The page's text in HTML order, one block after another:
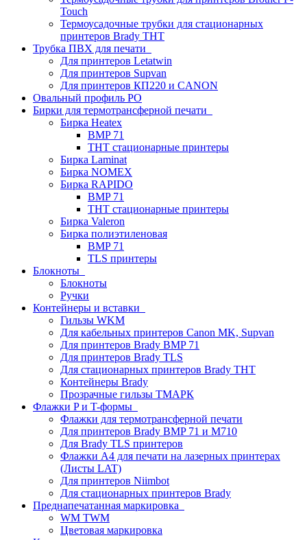
Touch
Термоусадочные трубки для стационарных
принтеров Brady THT
Трубка ПВХ для печати
Для принтеров Letatwin
Для принтеров Supvan
Для принтеров КП220 и CANON
Овальный профиль PO
Бирки для термотрансферной печати
Бирка Heatex
BMP 71
THT стационарные принтеры
Бирка Laminat
Бирка NOMEX
Бирка RAPIDO
BMP 71
THT стационарные принтеры
Бирка Valeron
Бирка полиэтиленовая
BMP 71
TLS принтеры
Блокноты
Блокноты
Ручки
Контейнеры и вставки
Гильзы WKM
Для кабельных принтеров Canon MK, Supvan
Для принтеров Brady BMP 71
Для принтеров Brady TLS
Для стационарных принтеров Brady THT
Контейнеры Brady
Прозрачные гильзы ТМАРК
Флажки P и T-формы
Флажки для термотрансферной печати
Для принтеров Brady BMP 71 и M710
Для Brady TLS принтеров
Флажки A4 для печати на лазерных принтерах
(Листы LAT)
Для принтеров Niimbot
Для стационарных принтеров Brady
Преднапечатанная маркировка
WM TWM
Цветовая маркировка